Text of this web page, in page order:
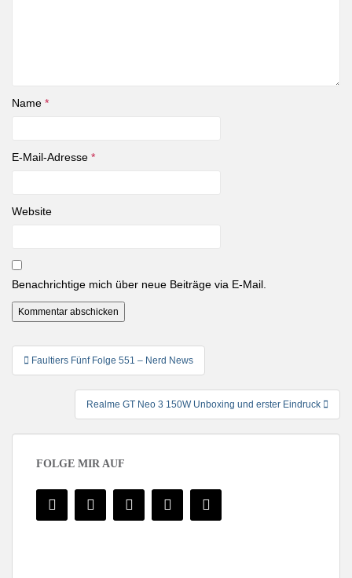
Name *
E-Mail-Adresse *
Website
Benachrichtige mich über neue Beiträge via E-Mail.
Beitragsnavigation
Faultiers Fünf Folge 551 – Nerd News
Realme GT Neo 3 150W Unboxing und erster Eindruck
FOLGE MIR AUF